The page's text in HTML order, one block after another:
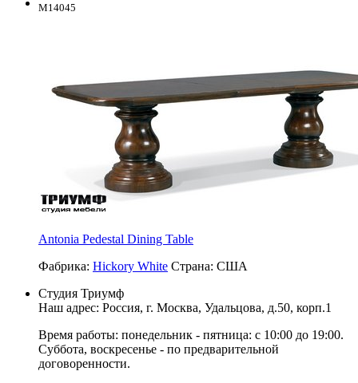
M14045
Antonia Pedestal Dining Table
Фабрика: Hickory White Страна: США
Студия Триумф
Наш адрес: Россия, г. Москва, Удальцова, д.50, корп.1
Время работы: понедельник - пятница: с 10:00 до 19:00.
Суббота, воскресенье - по предварительной
договоренности.